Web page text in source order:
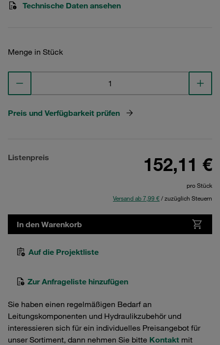
Technische Daten ansehen
Menge in Stück
Preis und Verfügbarkeit prüfen
Listenpreis 152,11 €
pro Stück
Versand ab 7,99 €/ zuzüglich Steuern
In den Warenkorb
Auf die Projektliste
Zur Anfrageliste hinzufügen
Sie haben einen regelmäßigen Bedarf an
Leitungskomponenten und Hydraulikzubehör und
interessieren sich für ein individuelles Preisangebot für
unser Sortiment, dann nehmen Sie bitte Kontakt mit